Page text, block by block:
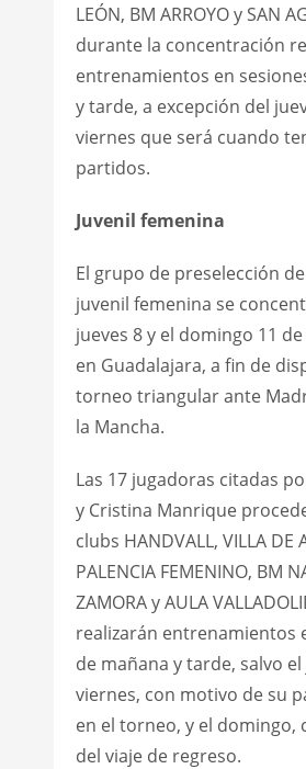
LEÓN, BM ARROYO y SAN
durante la concentración
entrenamientos en
y tarde, a excepción del
viernes que será cuando
partidos.
Juvenil femenina
El grupo de preselección
juvenil femenina se
jueves 8 y el domingo 11
en Guadalajara, a fin de
torneo triangular ante
la Mancha.
Las 17 jugadoras citadas
y Cristina Manrique
clubs HANDVALL, VILLA DE
PALENCIA FEMENINO, BM
ZAMORA y AULA
realizarán entrenamientos
de mañana y tarde, salvo el
viernes, con motivo de su
en el torneo, y el domingo,
del viaje de regreso.